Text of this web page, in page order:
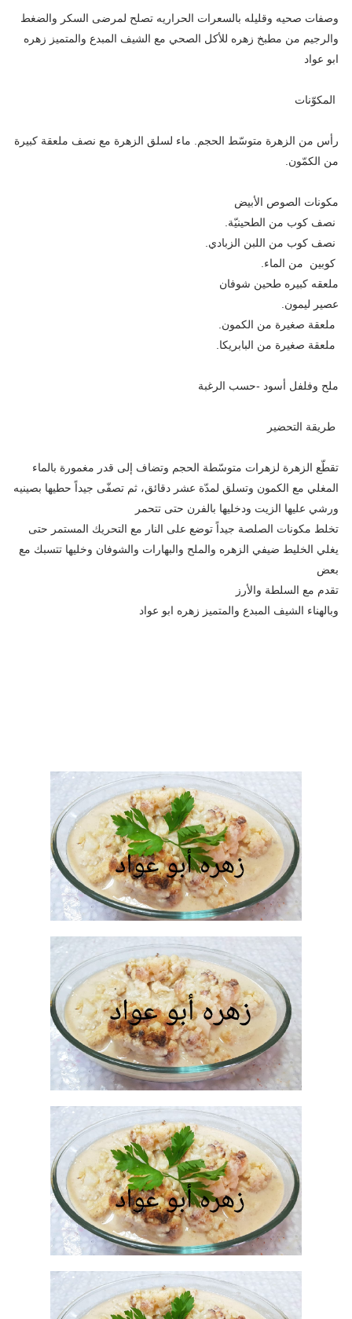
وصفات صحيه وقليله بالسعرات الحراريه تصلح لمرضى السكر والضغط
والرجيم من مطبخ زهره للأكل الصحي مع الشيف المبدع والمتميز زهره
ابو عواد
المكوّنات
رأس من الزهرة متوسّط الحجم. ماء لسلق الزهرة مع نصف ملعقة كبيرة
من الكمّون.
مكونات الصوص الأبيض
نصف كوب من الطحينيّة.
نصف كوب من اللبن الزبادي.
كوبين من الماء.
ملعقه كبيره طحين شوفان
عصير ليمون.
ملعقة صغيرة من الكمون.
ملعقة صغيرة من البابريكا.
ملح وفلفل أسود -حسب الرغبة
طريقة التحضير
تقطّع الزهرة لزهرات متوسّطة الحجم وتضاف إلى قدر مغمورة بالماء
المغلي مع الكمون وتسلق لمدّة عشر دقائق، ثم تصفّى جيداً حطيها بصينيه
ورشي عليها الزيت ودخليها بالفرن حتى تتحمر
تخلط مكونات الصلصة جيداً توضع على النار مع التحريك المستمر حتى
يغلي الخليط ضيفي الزهره والملح والبهارات والشوفان وخليها تتسبك مع
بعض
تقدم مع السلطة والأرز
وبالهناء الشيف المبدع والمتميز زهره ابو عواد